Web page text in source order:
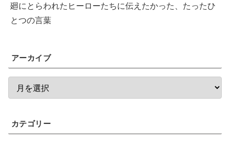
廻にとらわれたヒーローたちに伝えたかった、たったひ
とつの言葉
アーカイブ
カテゴリー